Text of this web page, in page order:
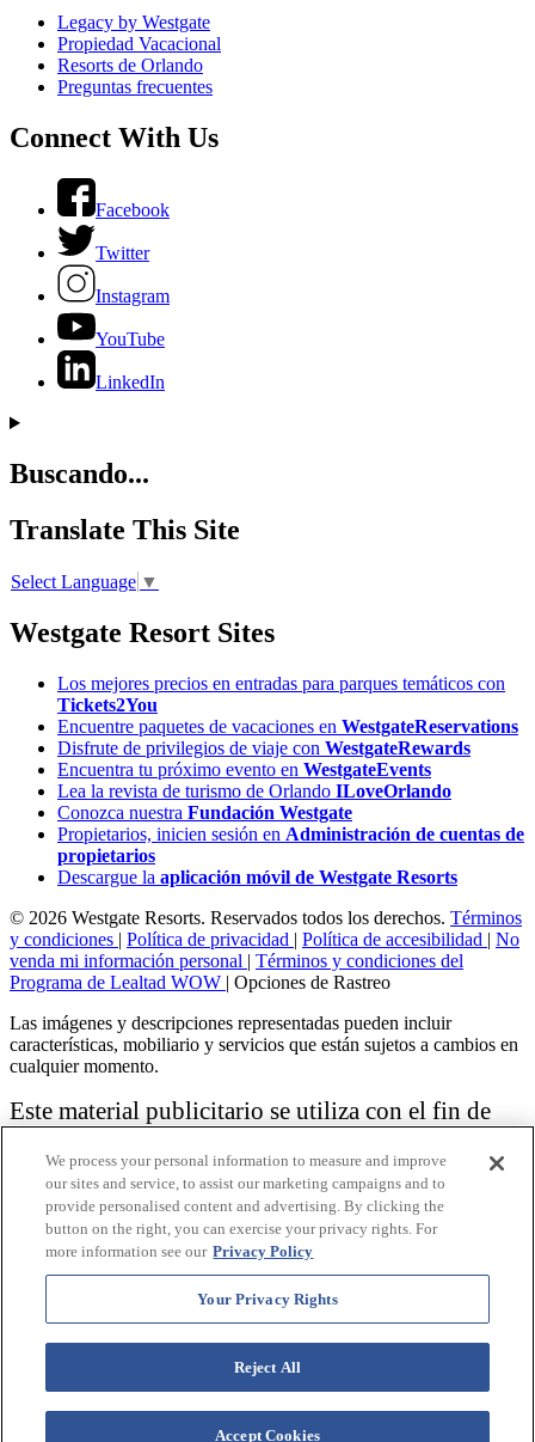
Legacy by Westgate
Propiedad Vacacional
Resorts de Orlando
Preguntas frecuentes
Connect With Us
Facebook
Twitter
Instagram
YouTube
LinkedIn
Buscando...
Translate This Site
Select Language ▼
Westgate Resort Sites
Los mejores precios en entradas para parques temáticos con
Tickets2You
Encuentre paquetes de vacaciones en WestgateReservations
Disfrute de privilegios de viaje con WestgateRewards
Encuentra tu próximo evento en WestgateEvents
Lea la revista de turismo de Orlando ILoveOrlando
Conozca nuestra Fundación Westgate
Propietarios, inicien sesión en Administración de cuentas de
propietarios
Descargue la aplicación móvil de Westgate Resorts
© 2026 Westgate Resorts. Reservados todos los derechos. Términos
y condiciones | Política de privacidad | Política de accesibilidad | No
venda mi información personal | Términos y condiciones del
Programa de Lealtad WOW | Opciones de Rastreo
Las imágenes y descripciones representadas pueden incluir
características, mobiliario y servicios que están sujetos a cambios en
cualquier momento.
Este material publicitario se utiliza con el fin de
vacacional.
Aviso: las funciones de accesibilidad enumeradas aquí no pretenden
ser una lista exhaustiva o completa de todas las funciones accesibles
de la instalación,
habitaciones y / o comodidades para este Resort específico. Para
obtener información sobre nuestra política de accesibilidad, revise
nuestraPolítica de accesibilidad.
We process your personal information to measure and improve
our sites and service, to assist our marketing campaigns and to
provide personalised content and advertising. By clicking the
button on the right, you can exercise your privacy rights. For
more information see our Privacy Policy
Your Privacy Rights
Reject All
Accept Cookies